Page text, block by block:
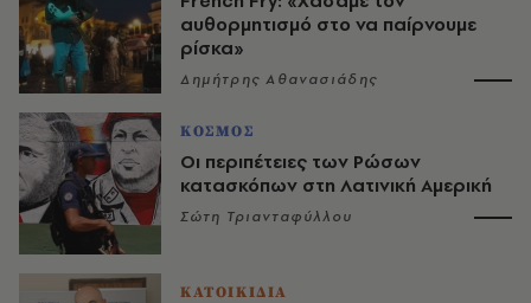
αυθορμητισμό στο να παίρνουμε
ρίσκα»
Δημήτρης Αθανασιάδης
ΚΟΣΜΟΣ
Οι περιπέτειες των Ρώσων
κατασκόπων στη Λατινική Αμερική
Σώτη Τριανταφύλλου
ΚΑΤΟΙΚΙΔΙΑ